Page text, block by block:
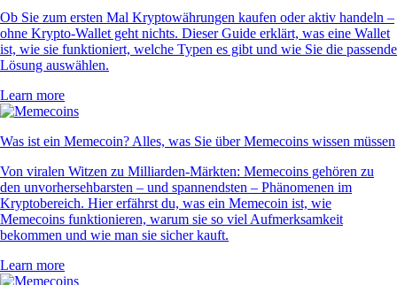
Ob Sie zum ersten Mal Kryptowährungen kaufen oder aktiv handeln –
ohne Krypto-Wallet geht nichts. Dieser Guide erklärt, was eine Wallet
ist, wie sie funktioniert, welche Typen es gibt und wie Sie die passende
Lösung auswählen.
Learn more
Was ist ein Memecoin? Alles, was Sie über Memecoins wissen müssen
Von viralen Witzen zu Milliarden-Märkten: Memecoins gehören zu
den unvorhersehbarsten – und spannendsten – Phänomenen im
Kryptobereich. Hier erfährst du, was ein Memecoin ist, wie
Memecoins funktionieren, warum sie so viel Aufmerksamkeit
bekommen und wie man sie sicher kauft.
Learn more